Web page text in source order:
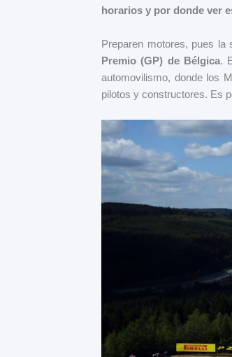
horarios y por donde ver
Preparen motores, pues la
Premio (GP) de Bélgica.
automovilismo, donde los
pilotos y constructores. Es